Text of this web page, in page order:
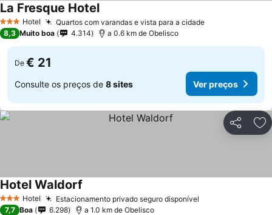
3 EstrelasHotel Quartos com varandas e vista para a cidade
La Fresque Hotel
8,3 Muito boa 4.314 a 0.6 km de Obelisco
De € 21
Consulte os preços de 8 sites Ver preços
Partilhar
3 EstrelasHotel Estacionamento privado seguro disponível
Hotel Waldorf
7,7 Boa 6.298 a 1.0 km de Obelisco